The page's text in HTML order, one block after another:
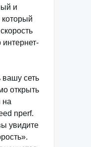
и
интернет-
вашу сеть
открыть
на
nperf.
увидите